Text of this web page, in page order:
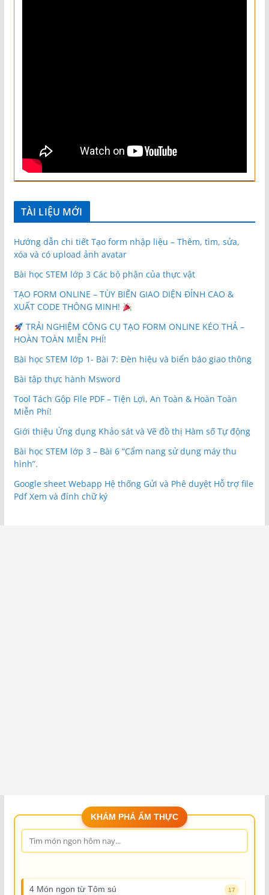
TÀI LIỆU MỚI
Hướng dẫn chi tiết Tạo form nhập liệu – Thêm, tìm, sửa,
xóa và có upload ảnh avatar
Bài học STEM lớp 3 Các bộ phận của thực vật
TẠO FORM ONLINE – TÙY BIẾN GIAO DIỆN ĐỈNH CAO &
XUẤT CODE THÔNG MINH!
TRẢI NGHIỆM CÔNG CỤ TẠO FORM ONLINE KÉO THẢ –
HOÀN TOÀN MIỄN PHÍ!
Bài học STEM lớp 1- Bài 7: Đèn hiệu và biển báo giao thông
Bài tập thực hành Msword
Tool Tách Gộp File PDF – Tiện Lợi, An Toàn & Hoàn Toàn
Miễn Phí!
Giới thiệu Ứng dụng Khảo sát và Vẽ đồ thị Hàm số Tự động
Bài học STEM lớp 3 – Bài 6 “Cẩm nang sử dụng máy thu
hình”.
Google sheet Webapp Hệ thống Gửi và Phê duyệt Hỗ trợ file
Pdf Xem và đính chữ ký
KHÁM PHÁ ẨM THỰC
4 Món ngon từ Tôm sú 17